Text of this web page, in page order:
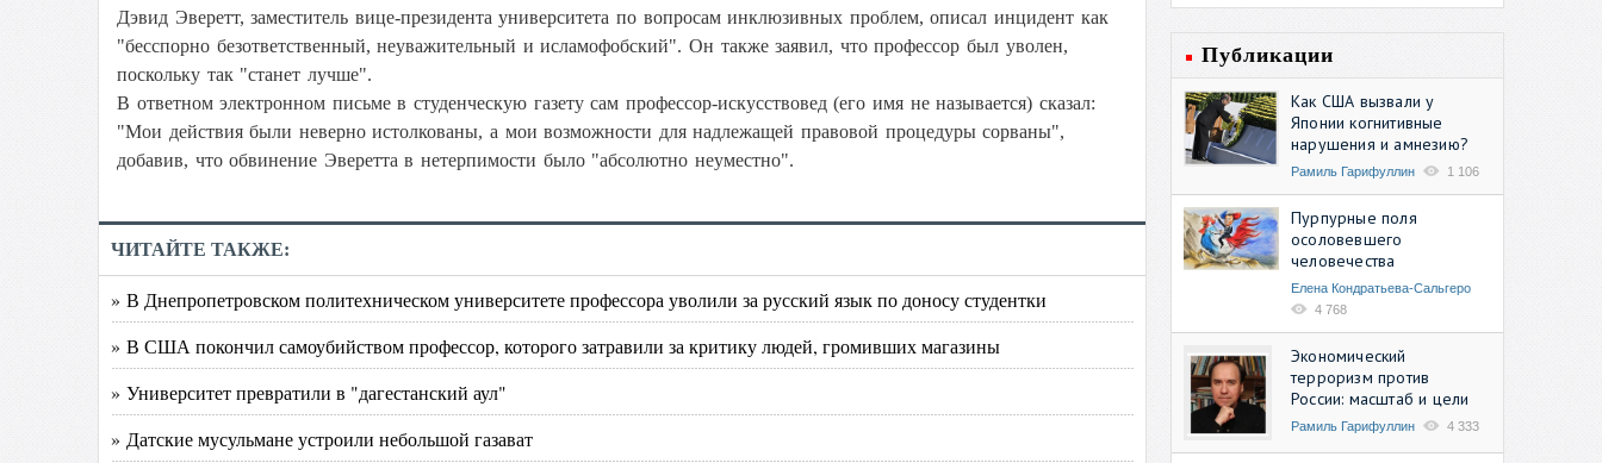
Дэвид Эверетт, заместитель вице-президента университета по вопросам инклюзивных проблем, описал инцидент как
"бесспорно безответственный, неуважительный и исламофобский". Он также заявил, что профессор был уволен,
поскольку так "станет лучше".
В ответном электронном письме в студенческую газету сам профессор-искусствовед (его имя не называется) сказал:
"Мои действия были неверно истолкованы, а мои возможности для надлежащей правовой процедуры сорваны",
добавив, что обвинение Эверетта в нетерпимости было "абсолютно неуместно".
ЧИТАЙТЕ ТАКЖЕ:
» В Днепропетровском политехническом университете профессора уволили за русский язык по доносу студентки
» В США покончил самоубийством профессор, которого затравили за критику людей, громивших магазины
» Университет превратили в "дагестанский аул"
» Датские мусульмане устроили небольшой газават
Публикации
Как США вызвали у
Японии когнитивные
нарушения и амнезию?
Рамиль Гарифуллин 1 106
Пурпурные поля
осоловевшего
человечества
Елена Кондратьева-Сальгеро
4 768
Экономический
терроризм против
России: масштаб и цели
Рамиль Гарифуллин 4 333